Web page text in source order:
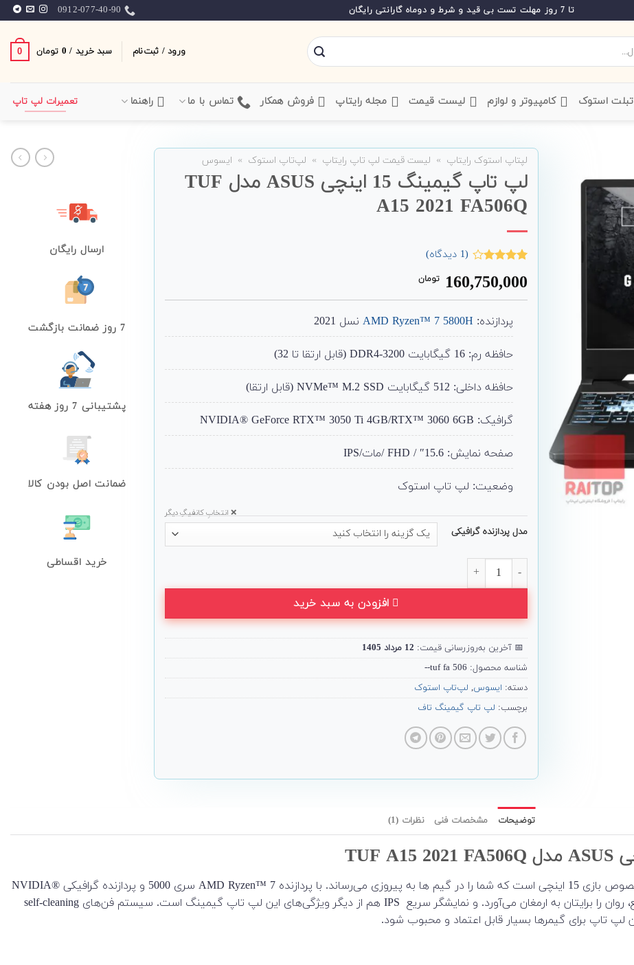
تا 7 روز مهلت تست بی قید و شرط و دوماه گارانتی رایگان 0912-077-40-90
ورود / ثبت‌نام سبد خرید / 0 تومان 0
‌ تبلت استوک ‌ کامپیوتر و لوازم ‌ لیست قیمت ‌ مجله رایتاپ فروش همکار تماس با ما راهنما تعمیرات لپ تاپ
لپتاپ استوک رایتاپ » لیست قیمت لپ تاپ رایتاپ » لپ‌تاپ استوک » ایسوس
لپ تاپ گیمینگ 15 اینچی ASUS مدل TUF
A15 2021 FA506Q
4.00
از 5
مشتری
(
1 دیدگاه)
160,750,000 تومان
پردازنده: AMD Ryzen™ 7 5800Hنسل 2021
حافظه رم: 16 گیگابایت DDR4-3200 (قابل ارتقا تا 32)
حافظه داخلی: 512 گیگابایت NVMe™ M.2 SSD (قابل ارتقا)
گرافیک: NVIDIA® GeForce RTX™ 3050 Ti 4GB/RTX™ 3060 6GB
صفحه نمایش: 15.6″ / FHD /مات/IPS
وضعیت: لپ تاپ استوک
مدل پردازنده گرافیکی
❌ انتخابِ کانفیگِ دیگر
افزودن به سبد خرید
📅 آخرین به‌روزرسانی قیمت: 12 مرداد 1405
شناسه محصول: tuf fa 506--
دسته: ایسوس, لپ‌تاپ استوک
برچسب: لپ تاپ گیمینگ تاف
ارسال رایگان
7 روز ضمانت بازگشت
پشتیبانی 7 روز هفته
ضمانت اصل بودن کالا
خرید اقساطی
توضیحات مشخصات فنی نظرات (1)
لپ تاپ ASUS مدل TUF A15 2021 FA506Q یک لپ تاپ مخصوص بازی 15 اینچی است که شما را در گیم ها به پیروزی می‌رساند. با پردازنده AMD Ryzen™ 7 سری 5000 و پردازنده گرافیکی NVIDIA®
GeForce RTX™ ، این لپ تاپ ایسوس گیم پلی پر اکشن سریع، روان را برایتان به ارمغان می‌آورد. و نمایشگر سریع IPS هم از دیگر ویژگی‌های این لپ تاپ گیمینگ است. سیستم فن‌های self-cleaning